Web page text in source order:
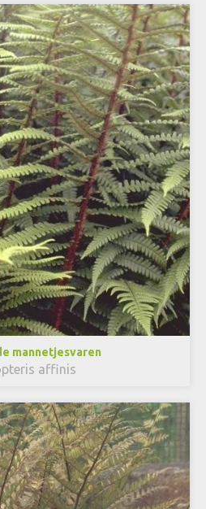
mannetjesvaren
affinis